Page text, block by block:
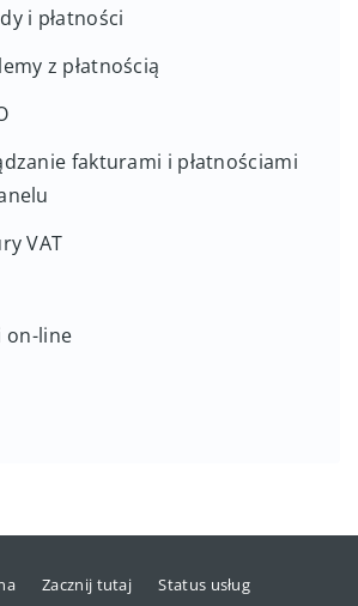
i płatności
z płatnością
fakturami i płatnościami
VAT
on-line
Zacznij tutaj Status usług